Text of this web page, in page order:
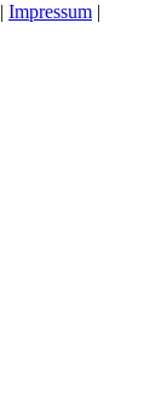
Impressum